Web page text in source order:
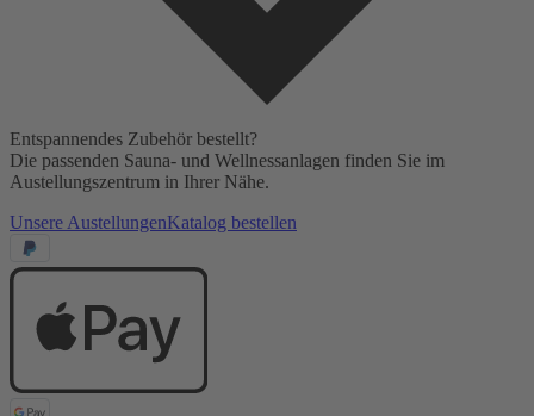
Entspannendes Zubehör bestellt?
Die passenden Sauna- und Wellnessanlagen finden Sie im
Austellungszentrum in Ihrer Nähe.
Unsere AustellungenKatalog bestellen